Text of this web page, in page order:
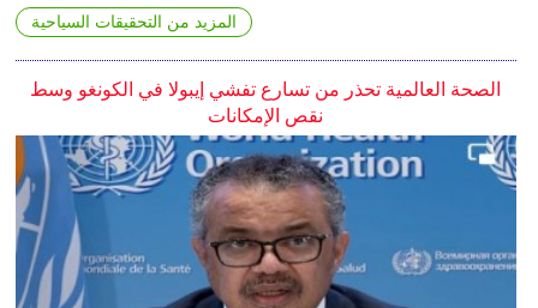
المزيد من التحقيقات السياحية
الصحة العالمية تحذر من تسارع تفشي إيبولا في الكونغو وسط
نقص الإمكانات